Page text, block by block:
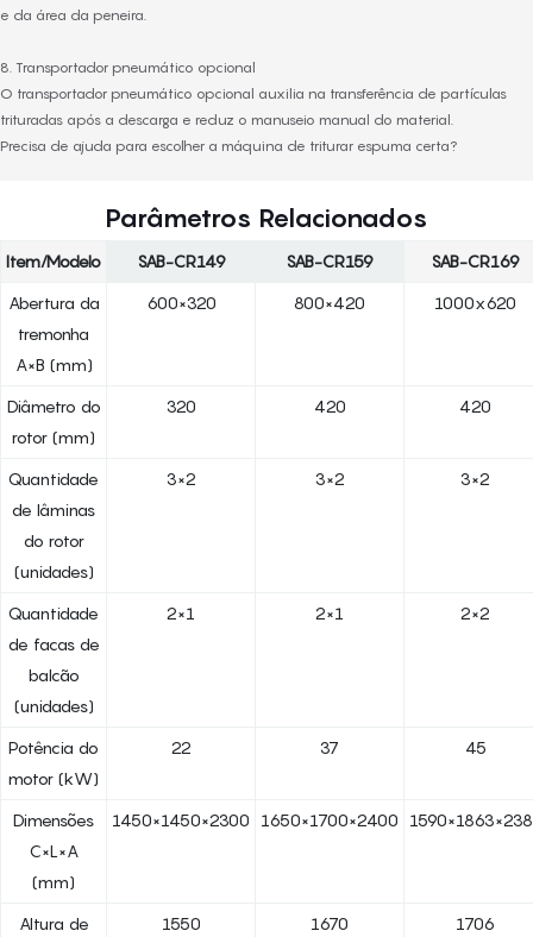
e da área da peneira.
8. Transportador pneumático opcional
O transportador pneumático opcional auxilia na transferência de partículas
trituradas após a descarga e reduz o manuseio manual do material.
Precisa de ajuda para escolher a máquina de triturar espuma certa?
Parâmetros Relacionados
Item/Modelo SAB-CR149 SAB-CR159 SAB-CR169
Abertura da
tremonha
A×B (mm)
600×320 800×420 1000x620
Diâmetro do
rotor (mm)
320 420 420
Quantidade
de lâminas
do rotor
(unidades)
3×2 3×2 3×2
Quantidade
de facas de
balcão
(unidades)
2×1 2×1 2×2
Potência do
motor (kW)
22 37 45
Dimensões
C×L×A
(mm)
1450×1450×2300 1650×1700×2400
Altura de 1550 1670 1706